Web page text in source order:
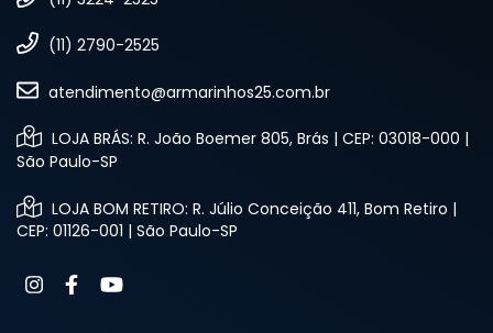
(11) 2790-2525
atendimento@armarinhos25.com.br
LOJA BRÁS: R. João Boemer 805, Brás | CEP: 03018-000 |
São Paulo-SP
LOJA BOM RETIRO: R. Júlio Conceição 411, Bom Retiro |
CEP: 01126-001 | São Paulo-SP